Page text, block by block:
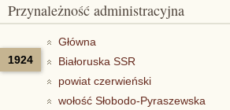
Przynależność administracyjna
1924
Główna
Białoruska SSR
powiat czerwieński
wołość Słobodo-Pyraszewska